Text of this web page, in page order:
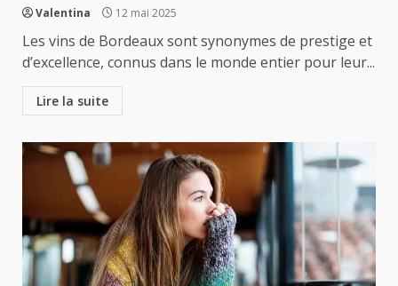
Valentina 12 mai 2025
Les vins de Bordeaux sont synonymes de prestige et
d’excellence, connus dans le monde entier pour leur...
Lire la suite